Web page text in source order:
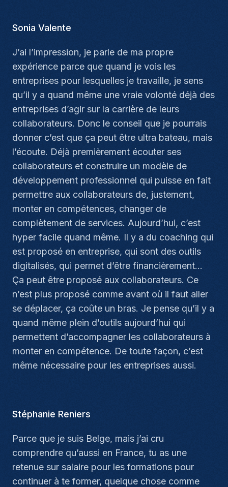
Sonia Valente
J’ai l’impression, je parle de ma propre
expérience parce que quand je vois les
entreprises pour lesquelles je travaille, je sens
qu’il y a quand même une vraie volonté déjà des
entreprises d’agir sur la carrière de leurs
collaborateurs. Donc le conseil que je pourrais
donner c’est que ça peut être ultra bateau, mais
l’écoute. Déjà premièrement écouter ses
collaborateurs et construire un modèle de
développement professionnel qui puisse en fait
permettre aux collaborateurs de, justement,
monter en compétences, changer de
complètement de services. Aujourd’hui, c’est
hyper facile quand même. Il y a du coaching qui
est proposé en entreprise, qui sont des outils
digitalisés, qui permet d’être financièrement...
Ça peut être proposé aux collaborateurs. Ce
n’est plus proposé comme avant où il faut aller
se déplacer, ça coûte un bras. Je pense qu’il y a
quand même plein d’outils aujourd’hui qui
permettent d’accompagner les collaborateurs à
monter en compétence. De toute façon, c’est
même nécessaire pour les entreprises aussi.
Stéphanie Reniers
Parce que je suis Belge, mais j’ai cru
comprendre qu’aussi en France, tu as une
retenue sur salaire pour les formations pour
continuer à te former, quelque chose comme